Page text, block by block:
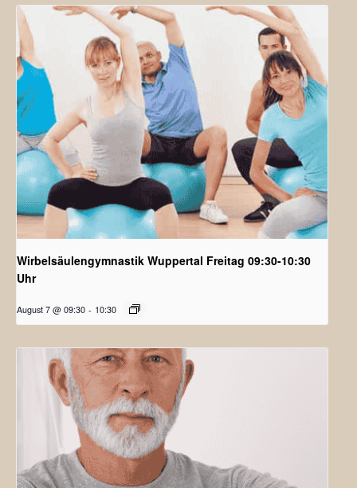
Wirbelsäulengymnastik Wuppertal Freitag 09:30-10:30
Uhr
August 7 @ 09:30 - 10:30